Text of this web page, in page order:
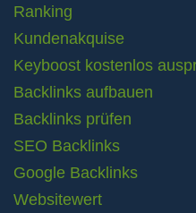
Ranking
Kundenakquise
Keyboost kostenlos
Backlinks aufbauen
Backlinks prüfen
SEO Backlinks
Google Backlinks
Websitewert